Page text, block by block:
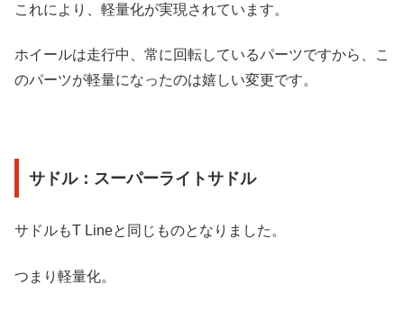
これにより、軽量化が実現されています。
ホイールは走行中、常に回転しているパーツですから、こ
のパーツが軽量になったのは嬉しい変更です。
サドル：スーパーライトサドル
サドルもT Lineと同じものとなりました。
つまり軽量化。